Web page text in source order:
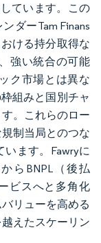
ています。この
ダーTam Finans
ける持分取得な
強い統合の可能
ク市場とは異な
組みと国別チャ
。これらのロー
制当局とのつな
ます。Fawryに
らBNPL（後払
ビスへと多角化
リューを高める
えたスケーリン